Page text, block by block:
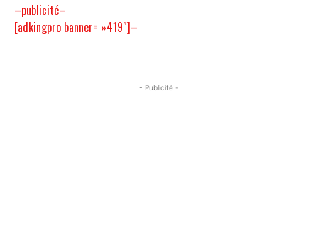
–publicité–
[adkingpro banner= »419″]–
- Publicité -